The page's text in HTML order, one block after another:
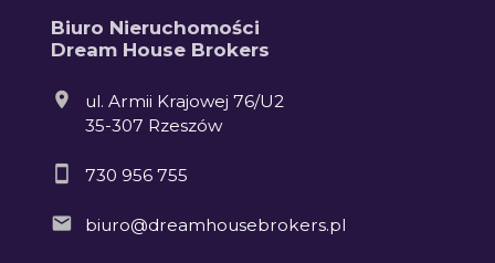
Biuro Nieruchomości
Dream House Brokers
ul. Armii Krajowej 76/U2
35-307 Rzeszów
730 956 755
biuro@dreamhousebrokers.pl